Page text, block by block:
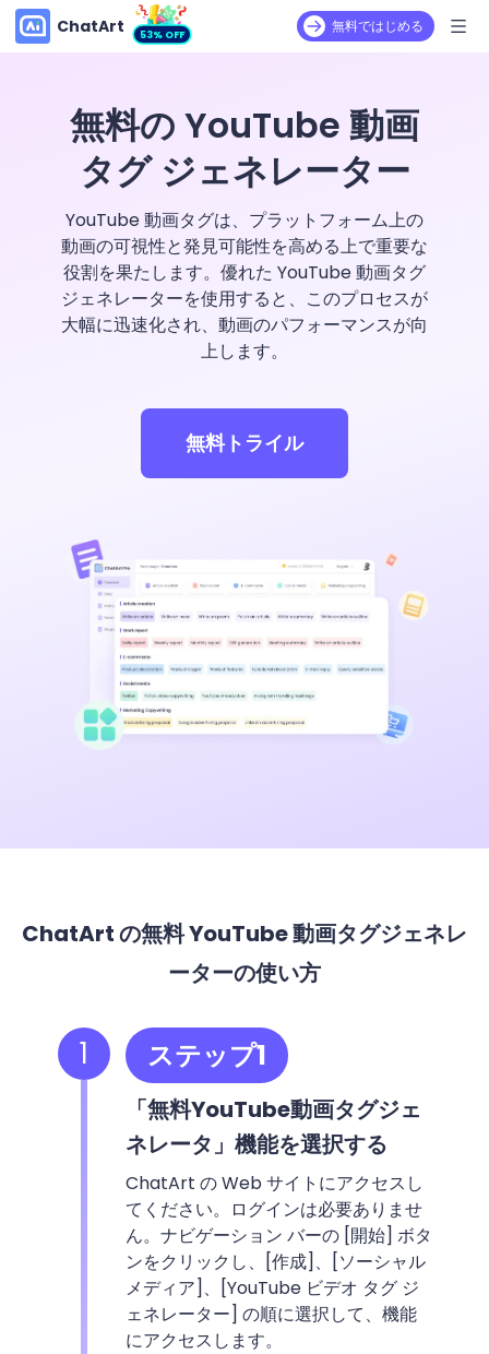
ChatArt 53% OFF 無料ではじめる
無料の YouTube 動画
タグ ジェネレーター
YouTube 動画タグは、プラットフォーム上の
動画の可視性と発見可能性を高める上で重要な
役割を果たします。優れた YouTube 動画タグ
ジェネレーターを使用すると、このプロセスが
大幅に迅速化され、動画のパフォーマンスが向
上します。
無料トライル
ChatArt の無料 YouTube 動画タグジェネレ
ーターの使い方
1 ステップ1
「無料YouTube動画タグジェ
ネレータ」機能を選択する
ChatArt の Web サイトにアクセスし
てください。ログインは必要ありませ
ん。ナビゲーション バーの [開始] ボタ
ンをクリックし、[作成]、[ソーシャル
メディア]、[YouTube ビデオ タグ ジ
ェネレーター] の順に選択して、機能
にアクセスします。